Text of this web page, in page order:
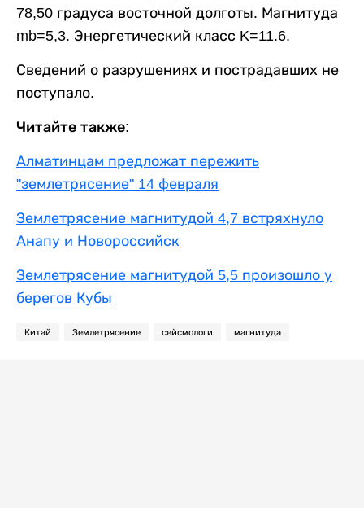
78,50 градуса восточной долготы. Магнитуда
mb=5,3. Энергетический класс K=11.6.
Сведений о разрушениях и пострадавших не
поступало.
Читайте также:
Алматинцам предложат пережить
"землетрясение" 14 февраля
Землетрясение магнитудой 4,7 встряхнуло
Анапу и Новороссийск
Землетрясение магнитудой 5,5 произошло у
берегов Кубы
Китай Землетрясение сейсмологи магнитуда